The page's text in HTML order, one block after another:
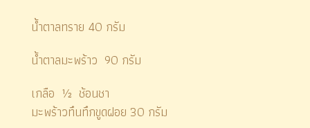
น้ำตาลทราย 40 กรัม
น้ำตาลมะพร้าว 90 กรัม
เกลือ ½ ช้อนชา
มะพร้าวทึนทึกขูดฝอย 30 กรัม